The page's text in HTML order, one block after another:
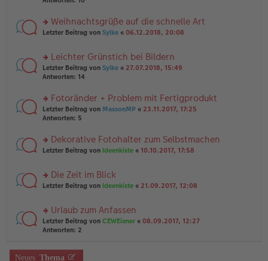
er
ei
tr
es
e
n
B
ei
tr
a
n
g
es
e
n
er
ei
tr
a
rs
u
n
g
es
e
n
er
ei
tr
Weihnachtsgrüße auf die schnelle Art
Letzter Beitrag von Sylke « 06.12.2018, 20:08
rs
te
n
g
el
e
n
ei
tr
Leichter Grünstich bei Bildern
Letzter Beitrag von Sylke « 27.07.2018, 15:49
Antworten: 14
rs
te
n
g
es
e
n
B
ei
tr
a
Fotoränder + Problem mit Fertigprodukt
Letzter Beitrag von MassonMP « 23.11.2017, 17:25
Antworten: 5
rs
u
n
es
e
n
B
ei
Dekorative Fotohalter zum Selbstmachen
Letzter Beitrag von Ideenkiste « 10.10.2017, 17:58
rs
u
n
g
es
e
Die Zeit im Blick
Letzter Beitrag von Ideenkiste « 21.09.2017, 12:08
rs
te
n
Urlaub zum Anfassen
Letzter Beitrag von CEWEianer « 08.09.2017, 12:27
Antworten: 2
Neues Thema